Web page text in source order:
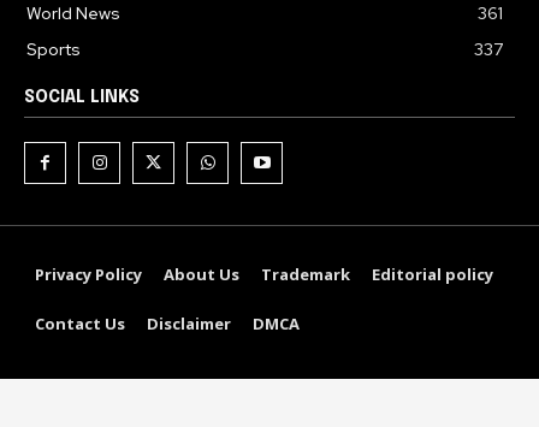
World News
361
Sports
337
SOCIAL LINKS
Privacy Policy About Us Trademark Editorial policy
Contact Us Disclaimer DMCA